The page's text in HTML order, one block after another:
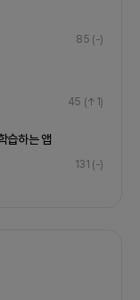
85 (-)
45 (↑1)
습하는 앱
131 (-)